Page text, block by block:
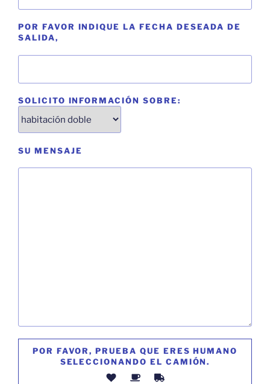
POR FAVOR INDIQUE LA FECHA DESEADA DE
SALIDA,
SOLICITO INFORMACIÓN SOBRE:
SU MENSAJE
POR FAVOR, PRUEBA QUE ERES HUMANO
SELECCIONANDO EL CAMIÓN.